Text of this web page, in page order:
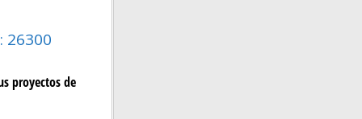
26300
proyectos de